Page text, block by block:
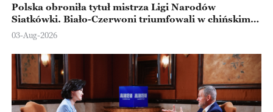
Polska obroniła tytuł mistrza Ligi Narodów
Siatkówki. Biało-Czerwoni triumfowali w chińskim
Ningbo
03-Aug-2026